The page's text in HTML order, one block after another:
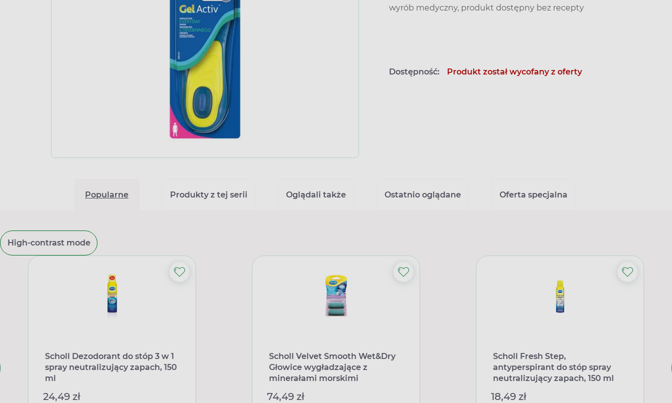
wyrób medyczny, produkt dostępny bez recepty
Dostępność: Produkt został wycofany z oferty
Popularne Produkty z tej serii Oglądali także Ostatnio oglądane Oferta specjalna
High-contrast mode
Scholl Dezodorant do stóp 3 w 1
spray neutralizujący zapach, 150
ml
24,49 zł
Scholl Velvet Smooth Wet&Dry
Głowice wygładzające z
minerałami morskimi
74,49 zł
Scholl Fresh Step,
antyperspirant do stóp spray
neutralizujący zapach, 150 ml
18,49 zł